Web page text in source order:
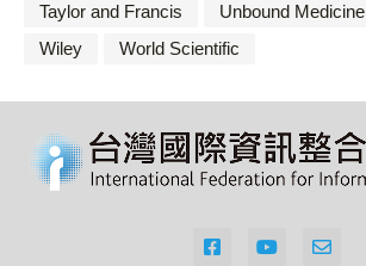
Taylor and Francis
Unbound Medicine
Wiley
World Scientific